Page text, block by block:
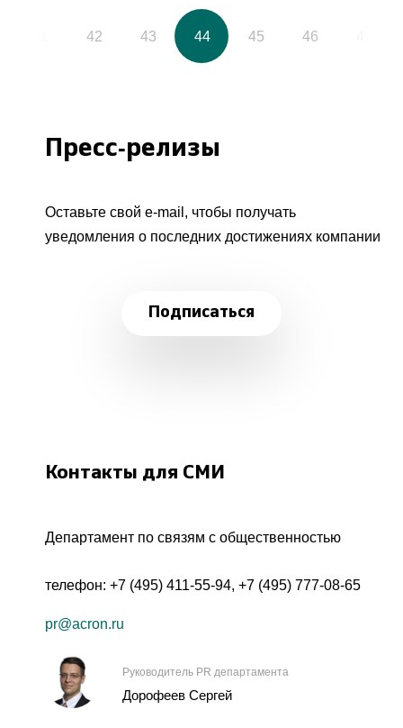
42 43 44 45 46
Пресс-релизы
Оставьте свой e-mail, чтобы получать
уведомления о последних достижениях компании
Подписаться
Контакты для СМИ
Департамент по связям с общественностью
телефон: +7 (495) 411-55-94, +7 (495) 777-08-65
pr@acron.ru
Руководитель PR департамента
Дорофеев Сергей